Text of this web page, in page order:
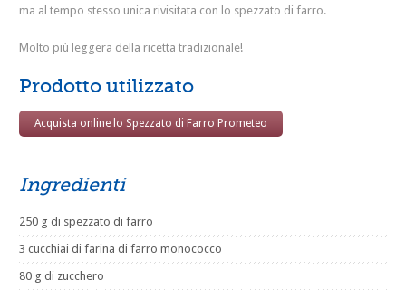
ma al tempo stesso unica rivisitata con lo spezzato di farro.
Molto più leggera della ricetta tradizionale!
Prodotto utilizzato
Acquista online lo Spezzato di Farro Prometeo
Ingredienti
250 g di spezzato di farro
3 cucchiai di farina di farro monococco
80 g di zucchero